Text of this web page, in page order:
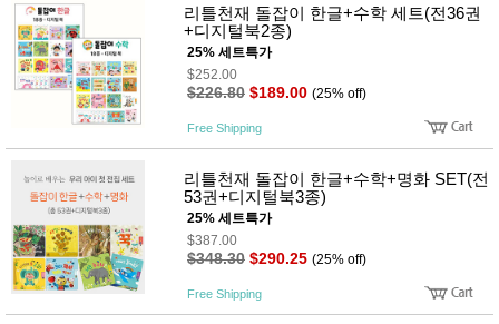
계절/생
활가전
건강가
전
주 명품식
보관용
조리용
품
주방소
품
식
품
즉석가
공식품
리틀천재 돌잡이 한글+수학 세트(전36권
+디지털북2종)
25% 세트특가
$252.00
$226.80 $189.00 (25% off)
Free Shipping
리틀천재 돌잡이 한글+수학+명화 SET(전
53권+디지털북3종)
25% 세트특가
$387.00
$348.30 $290.25 (25% off)
Free Shipping